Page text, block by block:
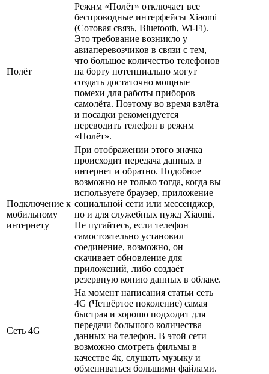
Полёт
Режим «Полёт» отключает все
беспроводные интерфейсы Xiaomi
(Сотовая связь, Bluetooth, Wi-Fi).
Это требование возникло у
авиаперевозчиков в связи с тем,
что большое количество телефонов
на борту потенциально могут
создать достаточно мощные
помехи для работы приборов
самолёта. Поэтому во время взлёта
и посадки рекомендуется
переводить телефон в режим
«Полёт».
Подключение к
мобильному
интернету
При отображении этого значка
происходит передача данных в
интернет и обратно. Подобное
возможно не только тогда, когда вы
используете браузер, приложение
социальной сети или мессенджер,
но и для служебных нужд Xiaomi.
Не пугайтесь, если телефон
самостоятельно установил
соединение, возможно, он
скачивает обновление для
приложений, либо создаёт
резервную копию данных в облаке.
Сеть 4G
На момент написания статьи сеть
4G (Четвёртое поколение) самая
быстрая и хорошо подходит для
передачи большого количества
данных на телефон. В этой сети
возможно смотреть фильмы в
качестве 4к, слушать музыку и
обмениваться большими файлами.